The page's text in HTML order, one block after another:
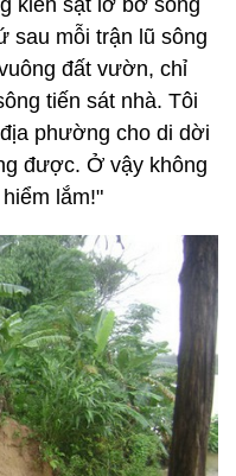
kiến sạt lở bờ sông
sau mỗi trận lũ sông
đất vườn, chỉ
tiến sát nhà. Tôi
phường cho di dời
được. Ở vậy không
hiểm lắm!"